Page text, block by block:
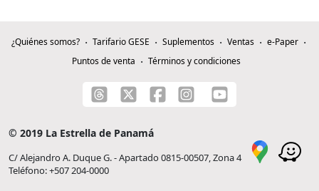
¿Quiénes somos? Tarifario GESE Suplementos Ventas
e-Paper
Puntos de venta
Términos y condiciones
© 2019 La Estrella de Panamá
C/ Alejandro A. Duque G. - Apartado 0815-00507, Zona 4
Teléfono: +507 204-0000